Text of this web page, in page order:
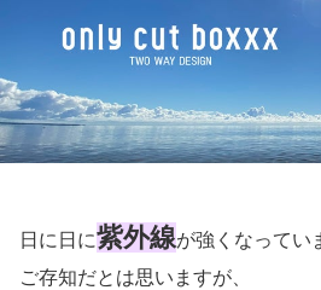
日に日に紫外線が強くなってい
ご存知だとは思いますが、